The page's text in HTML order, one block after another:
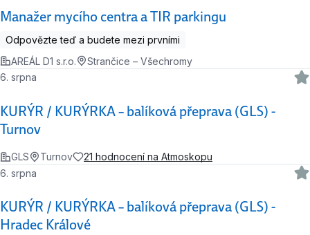
Manažer mycího centra a TIR parkingu
Odpovězte teď a budete mezi prvními
AREÁL D1 s.r.o.
Strančice – Všechromy
KURÝR / KURÝRKA – balíková přeprava (GLS) -
Turnov
6. srpna
GLS Turnov 21 hodnocení na Atmoskopu
KURÝR / KURÝRKA – balíková přeprava (GLS) -
Hradec Králové
6. srpna